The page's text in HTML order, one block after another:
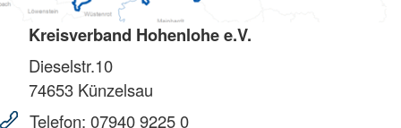
Kreisverband Hohenlohe e.V.
Dieselstr.10
74653 Künzelsau
Telefon: 07940 9225 0